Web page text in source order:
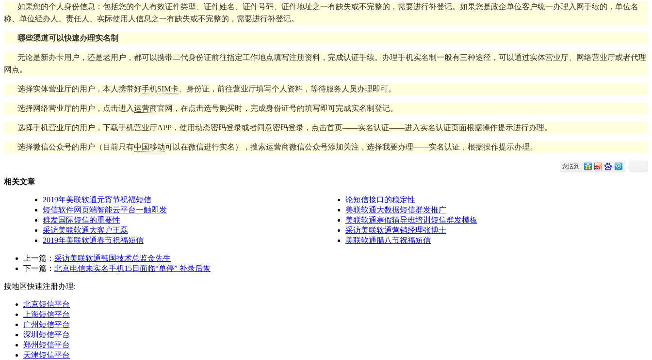
如果您的个人身份信息：包括您的个人有效证件类型、证件姓名、证件号码、证件地址之一有缺失或不完整的，需要进行补登记。如果您是政企单位客户统一办理入网手续的，单位名
称、单位经办人、责任人、实际使用人信息之一有缺失或不完整的，需要进行补登记。
哪些渠道可以快速办理实名制
无论是新办卡用户，还是老用户，都可以携带二代身份证前往指定工作地点填写注册资料，完成认证手续。办理手机实名制一般有三种途径，可以通过实体营业厅、网络营业厅或者代理
网点。
选择实体营业厅的用户，本人携带好手机SIM卡 、身份证，前往营业厅填写个人资料，等待服务人员办理即可。
选择网络营业厅的用户，点击进入运营商官网，在点击选号购买时，完成身份证号的填写即可完成实名制登记。
选择手机营业厅的用户，下载手机营业厅APP，使用动态密码登录或者同意密码登录，点击首页——实名认证——进入实名认证页面根据操作提示进行办理。
选择微信公众号的用户（目前只有中国移动可以在微信进行实名），搜索运营商微信公众号添加关注，选择我要办理——实名认证，根据操作提示办理。
相关文章
2019年美联软通元宵节祝福短信
论短信接口的稳定性
短信软件网页端智能云平台一触即发
美联软通大数据短信群发推广
群发国际短信的重要性
美联软通寒假辅导班培训短信群发模板
采访美联软通大客户王磊
采访美联软通营销经理张博士
2019年美联软通春节祝福短信
美联软通腊八节祝福短信
上一篇： 采访美联软通韩国技术总监金先生
下一篇： 北京电信未实名手机15日面临“单停” 补录后恢
按地区快速注册办理:
北京短信平台
上海短信平台
广州短信平台
深圳短信平台
郑州短信平台
天津短信平台